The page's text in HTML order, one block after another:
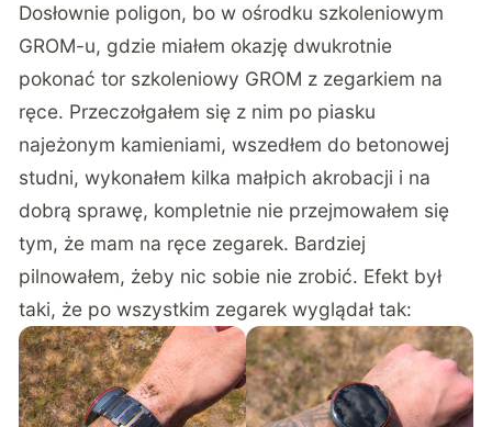
Dosłownie poligon, bo w ośrodku szkoleniowym
GROM-u, gdzie miałem okazję dwukrotnie
pokonać tor szkoleniowy GROM z zegarkiem na
ręce. Przeczołgałem się z nim po piasku
najeżonym kamieniami, wszedłem do betonowej
studni, wykonałem kilka małpich akrobacji i na
dobrą sprawę, kompletnie nie przejmowałem się
tym, że mam na ręce zegarek. Bardziej
pilnowałem, żeby nic sobie nie zrobić. Efekt był
taki, że po wszystkim zegarek wyglądał tak: